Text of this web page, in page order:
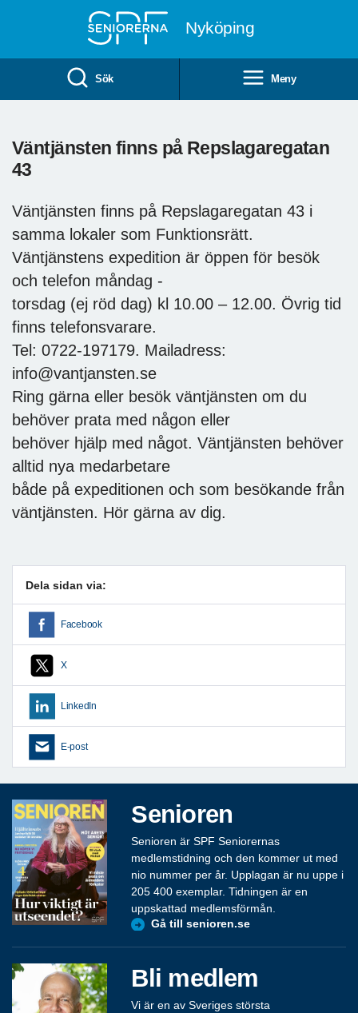
Nyköping
Sök Meny
Väntjänsten finns på Repslagaregatan
43
Väntjänsten finns på Repslagaregatan 43 i
samma lokaler som Funktionsrätt.
Väntjänstens expedition är öppen för besök
och telefon måndag -
torsdag (ej röd dag) kl 10.00 – 12.00. Övrig tid
finns telefonsvarare.
Tel: 0722-197179. Mailadress:
info@vantjansten.se
Ring gärna eller besök väntjänsten om du
behöver prata med någon eller
behöver hjälp med något. Väntjänsten behöver
alltid nya medarbetare
både på expeditionen och som besökande från
väntjänsten. Hör gärna av dig.
Dela sidan via:
Facebook
X
LinkedIn
E-post
Senioren
Senioren är SPF Seniorernas
medlemstidning och den kommer ut med
nio nummer per år. Upplagan är nu uppe i
205 400 exemplar. Tidningen är en
uppskattad medlemsförmån.
Gå till senioren.se
Bli medlem
Vi är en av Sveriges största